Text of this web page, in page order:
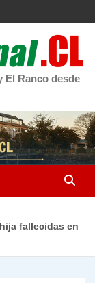
El Ranco desde
fallecidas en